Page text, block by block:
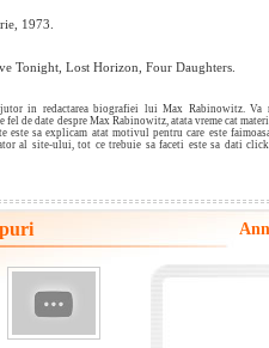
1973.
Tonight, Lost Horizon, Four Daughters.
in redactarea biografiei lui Max Rabinowitz. Va
de date despre Max Rabinowitz, atata vreme cat
este sa explicam atat motivul pentru care este
al site-ului, tot ce trebuie sa faceti este sa dati